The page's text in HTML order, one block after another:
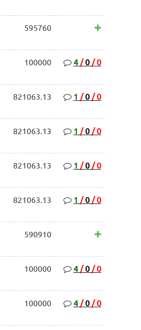
595760
100000 4 / 0 / 0
821063.13 1 / 0 / 0
821063.13 1 / 0 / 0
821063.13 1 / 0 / 0
821063.13 1 / 0 / 0
590910
100000 4 / 0 / 0
100000 4 / 0 / 0